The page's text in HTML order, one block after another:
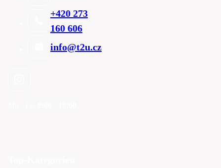
+420 273
160 606
info@t2u.cz